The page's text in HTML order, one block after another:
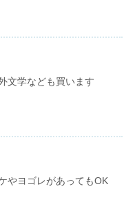
文学なども買います
やヨゴレがあってもOK